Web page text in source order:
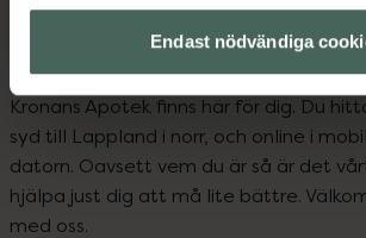
Endast nödvändiga
Kronans Apotek finns här för dig. Du
syd till Lappland i norr, och online i
datorn. Oavsett vem du är så är det
hjälpa just dig att må lite bättre.
med oss.